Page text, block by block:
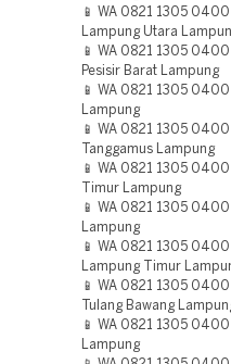
📱 WA 0821 1305
Lampung Utara
📱 WA 0821 1305
Pesisir Barat Lampung
📱 WA 0821 1305
Lampung
📱 WA 0821 1305
Tanggamus Lampung
📱 WA 0821 1305
Timur Lampung
📱 WA 0821 1305
Lampung
📱 WA 0821 1305
Lampung Timur
📱 WA 0821 1305
Tulang Bawang
📱 WA 0821 1305
Lampung